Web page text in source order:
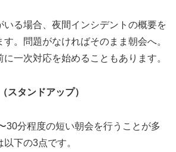
いる場合、夜間インシデントの概要を
。問題がなければそのまま朝会へ。
一次対応を始めることもあります。
スタンドアップ）
30分程度の短い朝会を行うことが多
下の3点です。